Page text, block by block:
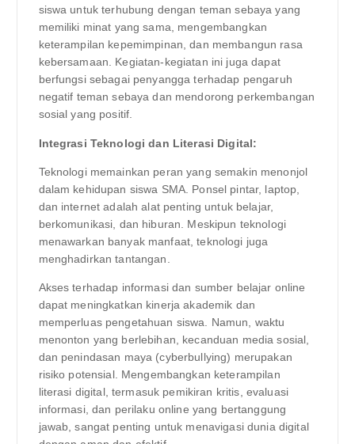
siswa untuk terhubung dengan teman sebaya yang
memiliki minat yang sama, mengembangkan
keterampilan kepemimpinan, dan membangun rasa
kebersamaan. Kegiatan-kegiatan ini juga dapat
berfungsi sebagai penyangga terhadap pengaruh
negatif teman sebaya dan mendorong perkembangan
sosial yang positif.
Integrasi Teknologi dan Literasi Digital:
Teknologi memainkan peran yang semakin menonjol
dalam kehidupan siswa SMA. Ponsel pintar, laptop,
dan internet adalah alat penting untuk belajar,
berkomunikasi, dan hiburan. Meskipun teknologi
menawarkan banyak manfaat, teknologi juga
menghadirkan tantangan.
Akses terhadap informasi dan sumber belajar online
dapat meningkatkan kinerja akademik dan
memperluas pengetahuan siswa. Namun, waktu
menonton yang berlebihan, kecanduan media sosial,
dan penindasan maya (cyberbullying) merupakan
risiko potensial. Mengembangkan keterampilan
literasi digital, termasuk pemikiran kritis, evaluasi
informasi, dan perilaku online yang bertanggung
jawab, sangat penting untuk menavigasi dunia digital